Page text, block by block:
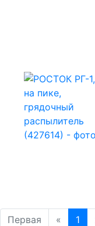
Первая
« 1